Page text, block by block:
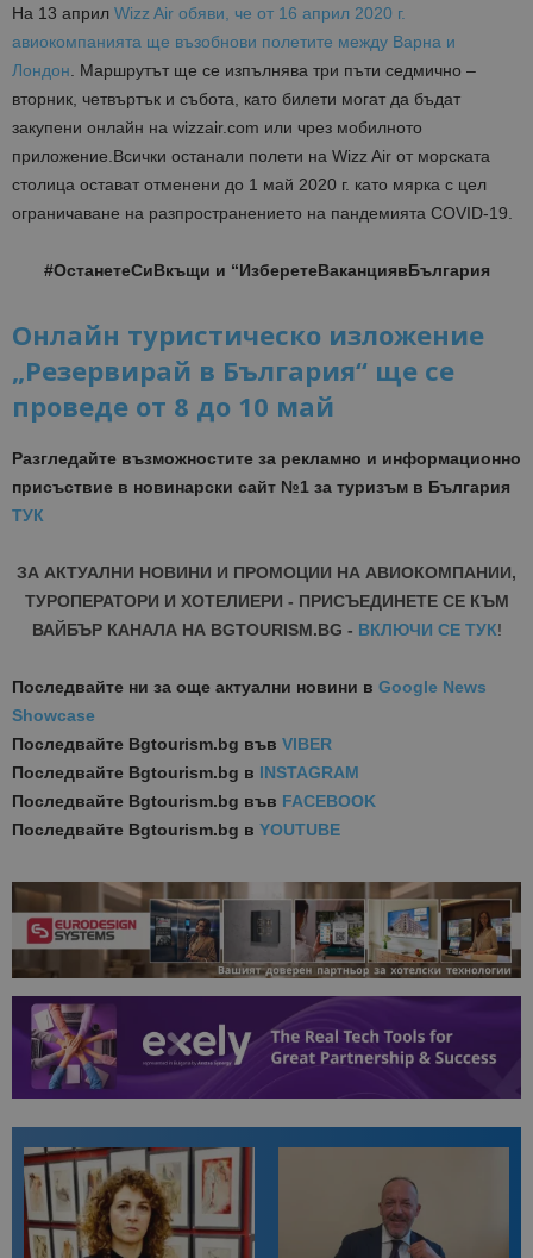
На 13 април Wizz Air обяви, че от 16 април 2020 г.
авиокомпанията ще възобнови полетите между Варна и
Лондон. Маршрутът ще се изпълнява три пъти седмично –
вторник, четвъртък и събота, като билети могат да бъдат
закупени онлайн на wizzair.com или чрез мобилното
приложение.Всички останали полети на Wizz Air от морската
столица остават отменени до 1 май 2020 г. като мярка с цел
ограничаване на разпространението на пандемията COVID-19.
#ОстанетеСиВкъщи и “ИзберетеВаканциявБългария
Онлайн туристическо изложение
„Резервирай в България“ ще се
проведе от 8 до 10 май
Разгледайте възможностите за рекламно и информационно
присъствие в новинарски сайт №1 за туризъм в България
ТУК
ЗА АКТУАЛНИ НОВИНИ И ПРОМОЦИИ НА АВИОКОМПАНИИ,
ТУРОПЕРАТОРИ И ХОТЕЛИЕРИ - ПРИСЪЕДИНЕТЕ СЕ КЪМ
ВАЙБЪР КАНАЛА НА BGTOURISM.BG - ВКЛЮЧИ СЕ ТУК!
Последвайте ни за още актуални новини в Google News
Showcase
Последвайте Bgtourism.bg във VIBER
Последвайте Bgtourism.bg в INSTAGRAM
Последвайте Bgtourism.bg във FACEBOOK
Последвайте Bgtourism.bg в YOUTUBE